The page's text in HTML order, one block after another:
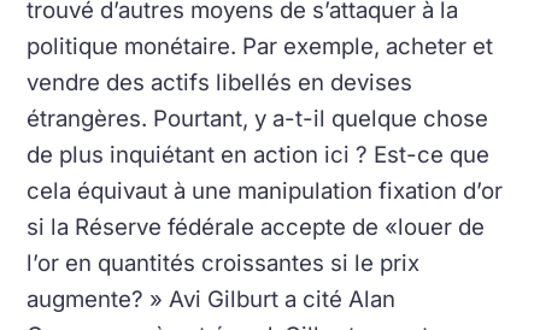
trouvé d’autres moyens de s’attaquer à la
politique monétaire. Par exemple, acheter et
vendre des actifs libellés en devises
étrangères. Pourtant, y a-t-il quelque chose
de plus inquiétant en action ici ? Est-ce que
cela équivaut à une manipulation fixation d’or
si la Réserve fédérale accepte de «louer de
l’or en quantités croissantes si le prix
augmente? »Avi Gilburt a cité Alan